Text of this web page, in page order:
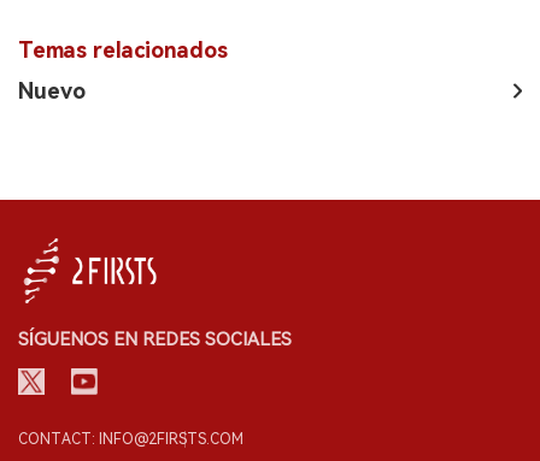
Temas relacionados
Nuevo
SÍGUENOS EN REDES SOCIALES
CONTACT: INFO@2FIRSTS.COM